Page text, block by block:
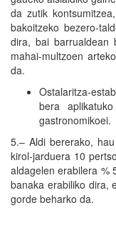
da zutik
bakoitzeko bezero-
dira, bai barrualdean
mahai-multzoen
da.
Ostalaritza-
bera
gastronomikoei.
5.– Aldi bererako,
kirol-jarduera 10
aldagelen erabilera %
banaka erabiliko dira,
gorde beharko da.